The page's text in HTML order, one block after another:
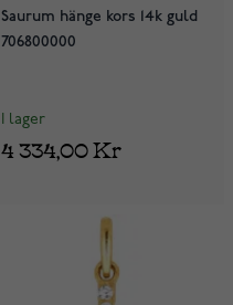
Saurum hänge kors 14k guld
706800000
I lager
4 334,00 Kr